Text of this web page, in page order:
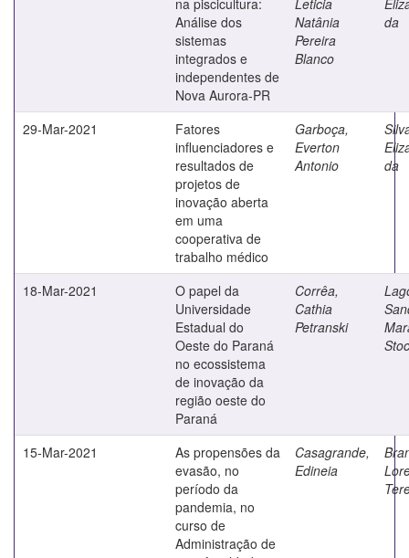
Análise dos
sistemas
integrados e
independentes de
Nova Aurora-PR
Natânia
Pereira
Blanco
da
29-Mar-2021
Fatores
influenciadores e
resultados de
projetos de
inovação aberta
em uma
cooperativa de
trabalho médico
Garboça,
Everton
Antonio
da
18-Mar-2021
O papel da
Universidade
Estadual do
Oeste do Paraná
no ecossistema
de inovação da
região oeste do
Paraná
Corrêa,
Cathia
Petranski
15-Mar-2021
As propensões da
evasão, no
período da
pandemia, no
curso de
Administração de
Casagrande,
Edineia